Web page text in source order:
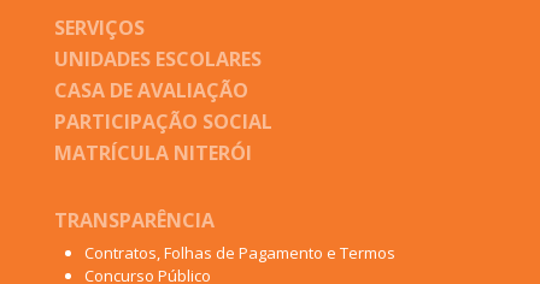
SERVIÇOS
UNIDADES ESCOLARES
CASA DE AVALIAÇÃO
PARTICIPAÇÃO SOCIAL
MATRÍCULA NITERÓI
TRANSPARÊNCIA
Contratos, Folhas de Pagamento e Termos
Concurso Público